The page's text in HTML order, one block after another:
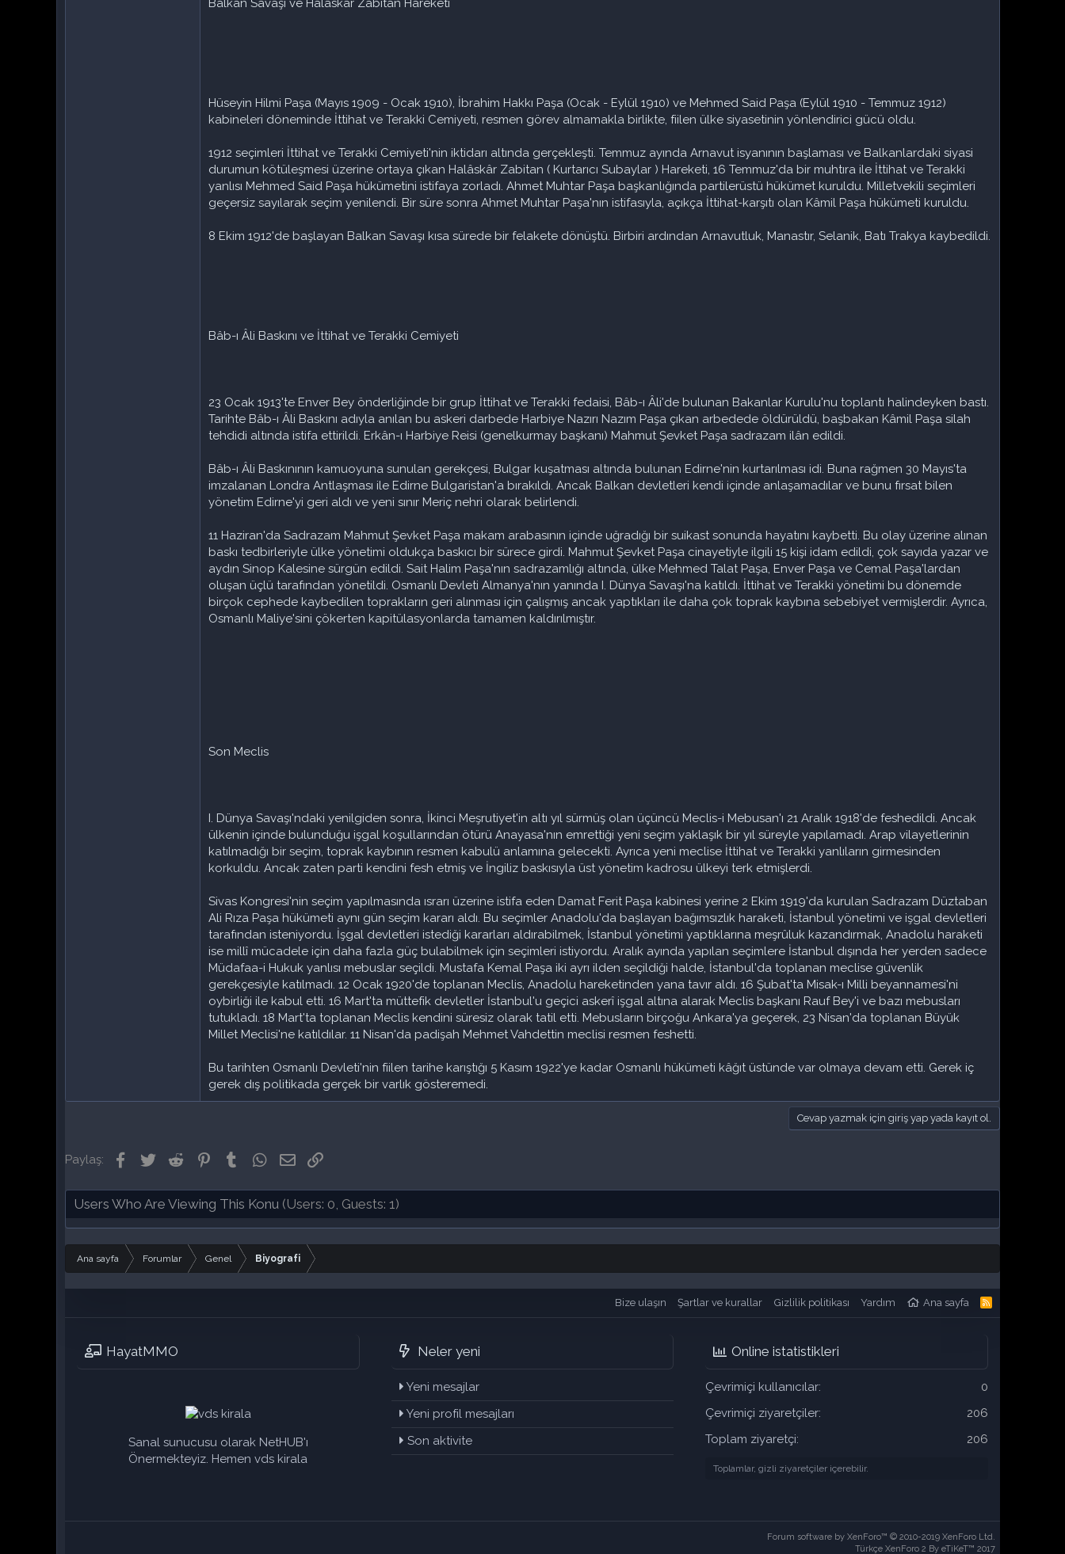
Balkan Savaşı ve Halâskâr Zabitan Hareketi
Hüseyin Hilmi Paşa (Mayıs 1909 - Ocak 1910), İbrahim Hakkı Paşa (Ocak - Eylül 1910) ve Mehmed Said Paşa (Eylül 1910 - Temmuz 1912)
kabineleri döneminde İttihat ve Terakki Cemiyeti, resmen görev almamakla birlikte, fiilen ülke siyasetinin yönlendirici gücü oldu.
1912 seçimleri İttihat ve Terakki Cemiyeti'nin iktidarı altında gerçekleşti. Temmuz ayında Arnavut isyanının başlaması ve Balkanlardaki siyasi
durumun kötüleşmesi üzerine ortaya çıkan Halâskâr Zabitan ( Kurtarıcı Subaylar ) Hareketi, 16 Temmuz'da bir muhtıra ile İttihat ve Terakki
yanlısı Mehmed Said Paşa hükümetini istifaya zorladı. Ahmet Muhtar Paşa başkanlığında partilerüstü hükümet kuruldu. Milletvekili seçimleri
geçersiz sayılarak seçim yenilendi. Bir süre sonra Ahmet Muhtar Paşa'nın istifasıyla, açıkça İttihat-karşıtı olan Kâmil Paşa hükümeti kuruldu.
8 Ekim 1912'de başlayan Balkan Savaşı kısa sürede bir felakete dönüştü. Birbiri ardından Arnavutluk, Manastır, Selanik, Batı Trakya kaybedildi.
Bâb-ı Âli Baskını ve İttihat ve Terakki Cemiyeti
23 Ocak 1913'te Enver Bey önderliğinde bir grup İttihat ve Terakki fedaisi, Bâb-ı Âli'de bulunan Bakanlar Kurulu'nu toplantı halindeyken bastı.
Tarihte Bâb-ı Âli Baskını adıyla anılan bu askeri darbede Harbiye Nazırı Nazım Paşa çıkan arbedede öldürüldü, başbakan Kâmil Paşa silah
tehdidi altında istifa ettirildi. Erkân-ı Harbiye Reisi (genelkurmay başkanı) Mahmut Şevket Paşa sadrazam ilân edildi.
Bâb-ı Âli Baskınının kamuoyuna sunulan gerekçesi, Bulgar kuşatması altında bulunan Edirne'nin kurtarılması idi. Buna rağmen 30 Mayıs'ta
imzalanan Londra Antlaşması ile Edirne Bulgaristan'a bırakıldı. Ancak Balkan devletleri kendi içinde anlaşamadılar ve bunu fırsat bilen
yönetim Edirne'yi geri aldı ve yeni sınır Meriç nehri olarak belirlendi.
11 Haziran'da Sadrazam Mahmut Şevket Paşa makam arabasının içinde uğradığı bir suikast sonunda hayatını kaybetti. Bu olay üzerine alınan
baskı tedbirleriyle ülke yönetimi oldukça baskıcı bir sürece girdi. Mahmut Şevket Paşa cinayetiyle ilgili 15 kişi idam edildi, çok sayıda yazar ve
aydın Sinop Kalesine sürgün edildi. Sait Halim Paşa'nın sadrazamlığı altında, ülke Mehmed Talat Paşa, Enver Paşa ve Cemal Paşa'lardan
oluşan üçlü tarafından yönetildi. Osmanlı Devleti Almanya'nın yanında I. Dünya Savaşı'na katıldı. İttihat ve Terakki yönetimi bu dönemde
birçok cephede kaybedilen toprakların geri alınması için çalışmış ancak yaptıkları ile daha çok toprak kaybına sebebiyet vermişlerdir. Ayrıca,
Osmanlı Maliye'sini çökerten kapitülasyonlarda tamamen kaldırılmıştır.
Son Meclis
I. Dünya Savaşı'ndaki yenilgiden sonra, İkinci Meşrutiyet'in altı yıl sürmüş olan üçüncü Meclis-i Mebusan'ı 21 Aralık 1918'de feshedildi. Ancak
ülkenin içinde bulunduğu işgal koşullarından ötürü Anayasa'nın emrettiği yeni seçim yaklaşık bir yıl süreyle yapılamadı. Arap vilayetlerinin
katılmadığı bir seçim, toprak kaybının resmen kabulü anlamına gelecekti. Ayrıca yeni meclise İttihat ve Terakki yanlıların girmesinden
korkuldu. Ancak zaten parti kendini fesh etmiş ve İngiliz baskısıyla üst yönetim kadrosu ülkeyi terk etmişlerdi.
Sivas Kongresi'nin seçim yapılmasında ısrarı üzerine istifa eden Damat Ferit Paşa kabinesi yerine 2 Ekim 1919'da kurulan Sadrazam Düztaban
Ali Rıza Paşa hükümeti aynı gün seçim kararı aldı. Bu seçimler Anadolu'da başlayan bağımsızlık haraketi, İstanbul yönetimi ve işgal devletleri
tarafından isteniyordu. İşgal devletleri istediği kararları aldırabilmek, İstanbul yönetimi yaptıklarına meşrûluk kazandırmak, Anadolu haraketi
ise millî mücadele için daha fazla güç bulabilmek için seçimleri istiyordu. Aralık ayında yapılan seçimlere İstanbul dışında her yerden sadece
Müdafaa-i Hukuk yanlısı mebuslar seçildi. Mustafa Kemal Paşa iki ayrı ilden seçildiği halde, İstanbul'da toplanan meclise güvenlik
gerekçesiyle katılmadı. 12 Ocak 1920'de toplanan Meclis, Anadolu hareketinden yana tavır aldı. 16 Şubat'ta Misak-ı Milli beyannamesi'ni
oybirliği ile kabul etti. 16 Mart'ta müttefik devletler İstanbul'u geçici askerî işgal altına alarak Meclis başkanı Rauf Bey'i ve bazı mebusları
tutukladı. 18 Mart'ta toplanan Meclis kendini süresiz olarak tatil etti. Mebusların birçoğu Ankara'ya geçerek, 23 Nisan'da toplanan Büyük
Millet Meclisi'ne katıldılar. 11 Nisan'da padişah Mehmet Vahdettin meclisi resmen feshetti.
Bu tarihten Osmanlı Devleti'nin fiilen tarihe karıştığı 5 Kasım 1922'ye kadar Osmanlı hükümeti kâğıt üstünde var olmaya devam etti. Gerek iç
gerek dış politikada gerçek bir varlık gösteremedi.
Cevap yazmak için giriş yap yada kayıt ol.
Paylaş: Facebook
TwitterReddit PinterestTumblrWhatsApp
E-posta
Link
Users Who Are Viewing This Konu (Users: 0, Guests: 1)
Ana sayfa Forumlar Genel Biyografi
Bize ulaşın Şartlar ve kurallar Gizlilik politikası Yardım Ana sayfa
R
HayatMMO
Sanal sunucusu olarak NetHUB'ı
Önermekteyiz. Hemen vds kirala
Neler yeni
Yeni mesajlar
Yeni profil mesajları
Son aktivite
Online istatistikleri
Çevrimiçi kullanıcılar
0
Çevrimiçi ziyaretçiler
206
Toplam ziyaretçi
206
Toplamlar, gizli ziyaretçiler içerebilir.
Forum software by XenForo™ © 2010-2019 XenForo Ltd.
Türkçe XenForo 2 By eTiKeT™ 2017